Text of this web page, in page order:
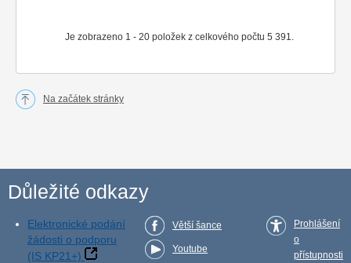
Je zobrazeno 1 - 20 položek z celkového počtu 5 391.
Na začátek stránky
Důležité odkazy
Elektronické podání
žádosti o podporu
(IS KP21+)
Větší šance
Youtube
Prohlášení
o
přístupnosti